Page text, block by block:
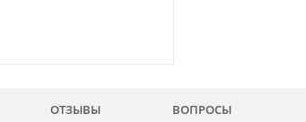
ОТЗЫВЫ ВОПРОСЫ